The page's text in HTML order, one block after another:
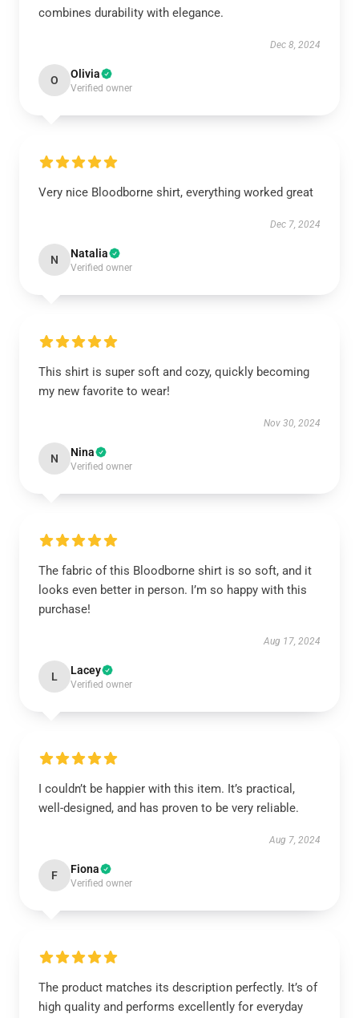
combines durability with elegance.
Dec 8, 2024
O Olivia
Verified owner
Very nice Bloodborne shirt, everything worked great
Dec 7, 2024
N Natalia
Verified owner
This shirt is super soft and cozy, quickly becoming
my new favorite to wear!
Nov 30, 2024
N Nina
Verified owner
The fabric of this Bloodborne shirt is so soft, and it
looks even better in person. I’m so happy with this
purchase!
Aug 17, 2024
L Lacey
Verified owner
I couldn’t be happier with this item. It’s practical,
well-designed, and has proven to be very reliable.
Aug 7, 2024
F Fiona
Verified owner
The product matches its description perfectly. It’s of
high quality and performs excellently for everyday